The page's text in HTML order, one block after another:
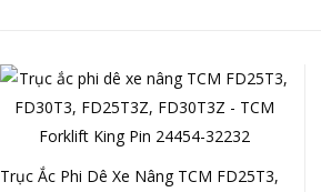
Trục Ắc Phi Dê Xe Nâng TCM FD25T3,